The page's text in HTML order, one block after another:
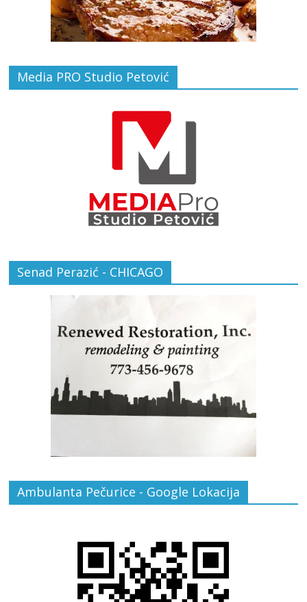
Media PRO Studio Petović
Senad Perazić - CHICAGO
Ambulanta Pečurice - Google Lokacija